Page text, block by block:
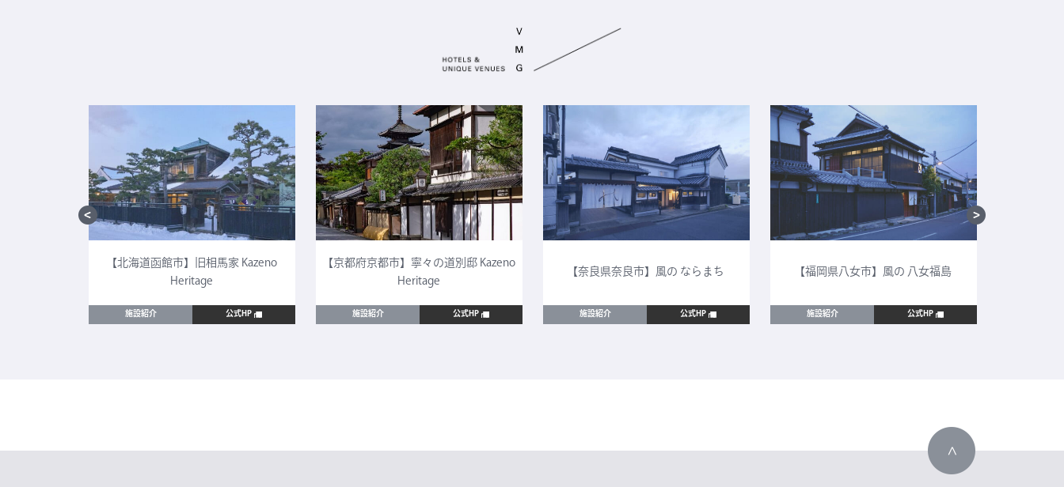
【北海道函館市】旧相馬家 Kazeno
Heritage
施設紹介 公式HP
【京都府京都市】寧々の道別邸 Kazeno
Heritage
施設紹介 公式HP
【奈良県奈良市】風の ならまち
施設紹介 公式HP
【福岡県八女市】風の 八女福島
施設紹介 公式HP